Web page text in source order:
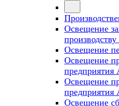
Освещение
Освещение
Освещение
предприятия
Освещение
Освещение